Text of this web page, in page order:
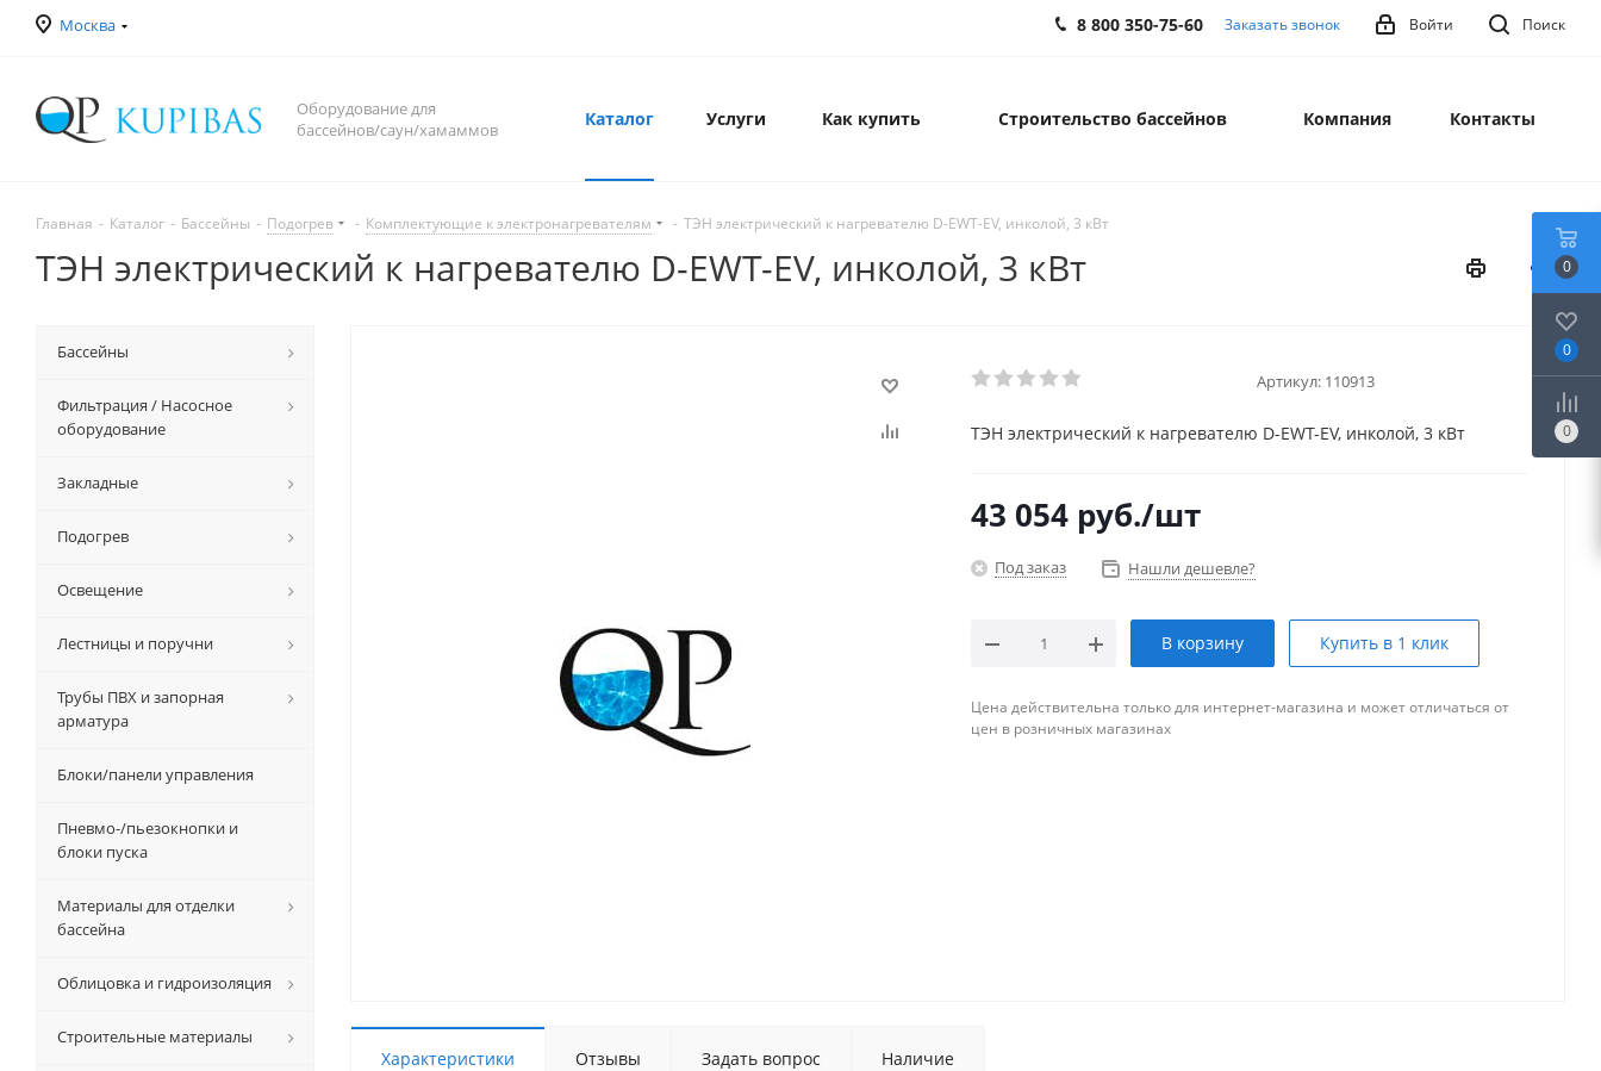
Москва Поиск
Войти
8 800 350-75-60 Заказать звонок
Оборудование для
бассейнов/саун/хамаммов
Каталог Услуги Как купить Строительство бассейнов Компания Контакты
Главная - Каталог - Бассейны - Подогрев - Комплектующие к электронагревателям - ТЭН электрический к нагревателю D-EWT-EV, инколой, 3 кВт
ТЭН электрический к нагревателю D-EWT-EV, инколой, 3 кВт
Артикул: 110913
ТЭН электрический к нагревателю D-EWT-EV, инколой, 3 кВт
43 054 руб./шт
Под заказ Нашли дешевле?
В корзину Купить в 1 клик
Цена действительна только для интернет-магазина и может отличаться от
цен в розничных магазинах
Характеристики Отзывы Задать вопрос Наличие
Бассейны
Фильтрация / Насосное
оборудование
Закладные
Подогрев
Освещение
Лестницы и поручни
Трубы ПВХ и запорная
арматура
Блоки/панели управления
Пневмо-/пьезокнопки и
блоки пуска
Материалы для отделки
бассейна
Облицовка и гидроизоляция
Строительные материалы
0
0
0